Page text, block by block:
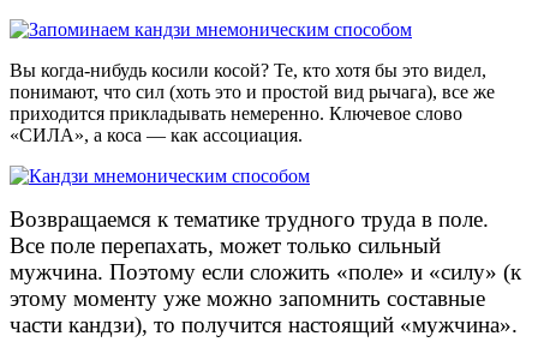
Вы когда-нибудь косили косой? Те, кто хотя бы это видел,
понимают, что сил (хоть это и простой вид рычага), все же
приходится прикладывать немеренно. Ключевое слово
«СИЛА», а коса — как ассоциация.
Возвращаемся к тематике трудного труда в поле.
Все поле перепахать, может только сильный
мужчина. Поэтому если сложить «поле» и «силу» (к
этому моменту уже можно запомнить составные
части кандзи), то получится настоящий «мужчина».